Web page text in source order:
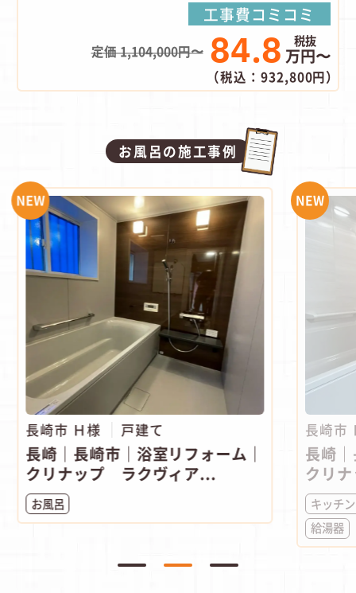
工事費コミコミ
定価 1,104,000円〜 84.8 万円〜
（税込：932,800円）
お風呂の施工事例
様 戸建て
崎市｜浴室リフォーム｜
ップ ラクヴィア...
NEW
長崎市 Ｈ様 戸
長崎｜長崎市｜
クリナップ ラ
お風呂
給湯器